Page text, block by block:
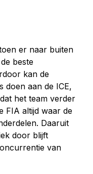
er naar buiten
beste
kan de
doen aan de ICE,
het team verder
FIA altijd waar de
Daaruit
door blijft
van